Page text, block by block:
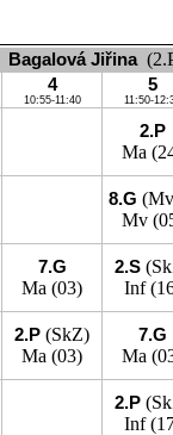
Bagalová Jiřina
4
10:55-11:40
5
11:50-
2.P
Ma
8.G
Mv
7.G
Ma (03)
2.S
Inf
2.P (SkZ)
Ma (03)
7.G
Ma
2.P
Inf